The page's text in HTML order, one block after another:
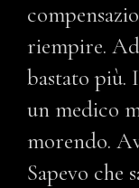
riempire.
bastato più.
un medico
morendo.
Sapevo che